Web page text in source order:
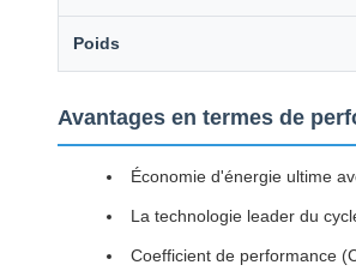
Poids
Avantages en termes de
Économie d'énergie ultime
La technologie leader du
Coefficient de performance